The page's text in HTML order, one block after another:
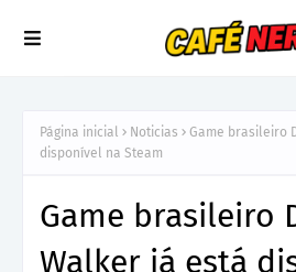
Página inicial Noticias
Game brasileiro
disponível na Steam
Game brasileiro
Walker já está